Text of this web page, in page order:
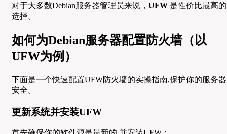
对于大多数Debian服务器管理员来说， UFW 是性价比最高的
选择。
如何为Debian服务器配置防火墙（以
UFW为例）
下面是一个快速配置UFW防火墙的实操指南,保护你的服务器
安全。
更新系统并安装UFW